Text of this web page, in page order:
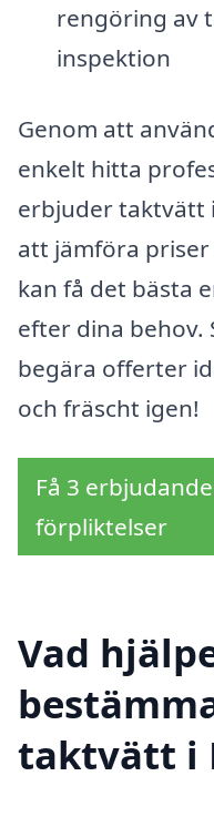
rengöring av
inspektion
Genom att
enkelt hitta
erbjuder taktvätt
att jämföra
kan få det bästa
efter dina behov.
begära offerter
och fräscht igen!
Få 3
förpliktelser
Vad
taktvätt i